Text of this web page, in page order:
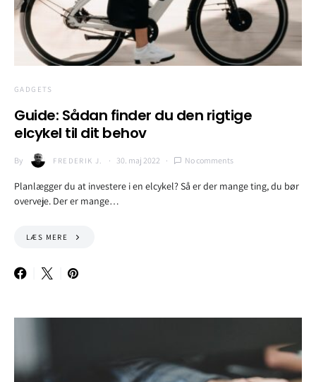
GADGETS
Guide: Sådan finder du den rigtige
elcykel til dit behov
By FREDERIK J. 30. maj 2022 No comments
Planlægger du at investere i en elcykel? Så er der mange ting, du bør
overveje. Der er mange…
LÆS MERE